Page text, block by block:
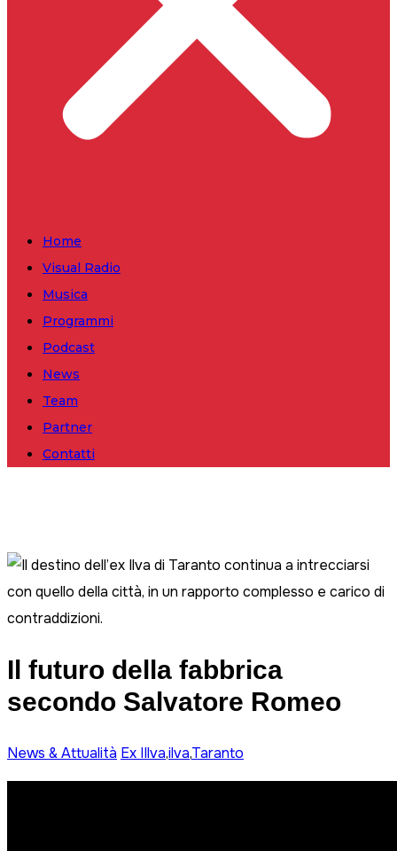
Home
Visual Radio
Musica
Programmi
Podcast
News
Team
Partner
Contatti
Il futuro della fabbrica
secondo Salvatore Romeo
News & Attualità Ex IIlva,ilva,Taranto